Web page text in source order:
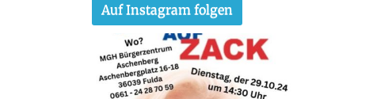
Auf Instagram folgen